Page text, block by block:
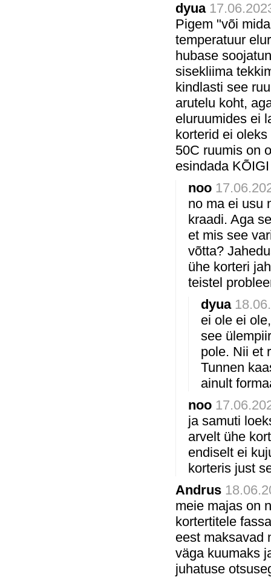
dyua
Pigem "või
temperatuur
hubase
sisekliima
kindlasti see
arutelu koht,
eluruumides ei
korterid ei
50C ruumis on
esindada
noo
no ma ei usu
kraadi. Aga
et mis see
võtta?
ühe korteri
teistel
dyua
ei ole ei
see
pole. Nii et
Tunnen
ainult
noo
ja samuti
arvelt ühe
endiselt ei
korteris just
Andrus
meie majas on
kortertitele
eest maksavad
väga kuumaks
juhatuse